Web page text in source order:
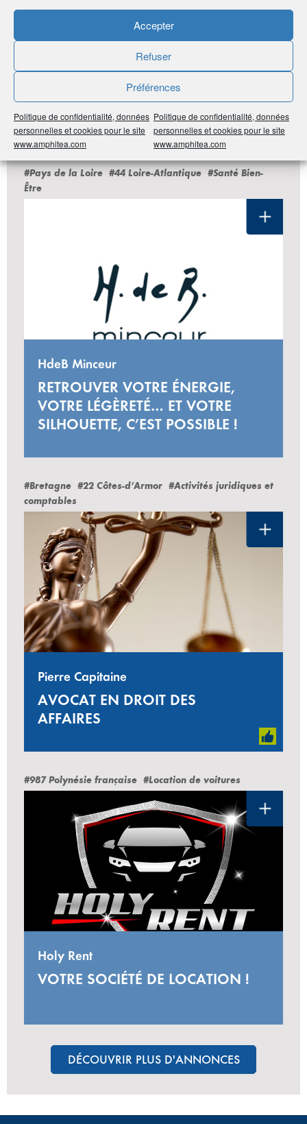
Accepter
Refuser
Préférences
Politique de confidentialité, données
personnelles et cookies pour le site
www.amphitea.com
Politique de confidentialité, données
personnelles et cookies pour le site
www.amphitea.com
Imprimer
Partager
LES DERNIÈRES ANNONCES DU
CLUB ADHÉRENT
#Pays de la Loire #44 Loire-Atlantique #Santé Bien-
Être
HdeB Minceur
RETROUVER VOTRE ÉNERGIE,
VOTRE LÉGÈRETÉ… ET VOTRE
SILHOUETTE, C’EST POSSIBLE !
#Bretagne #22 Côtes-d’Armor #Activités juridiques et
comptables
Pierre Capitaine
AVOCAT EN DROIT DES
AFFAIRES
#987 Polynésie française #Location de voitures
Holy Rent
VOTRE SOCIÉTÉ DE LOCATION !
DÉCOUVRIR PLUS D'ANNONCES